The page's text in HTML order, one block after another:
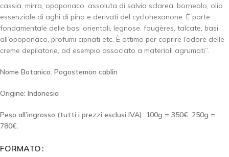
cassia, mirra, opoponaco, assoluta di salvia sclarea, borneolo, olio
essenziale di aghi di pino e derivati del cyclohexanone. È parte
fondamentale delle basi orientali, legnose, fougères, talcate, basi
all’opoponaco, profumi cipriati etc. È ottimo per coprire l’odore delle
creme depilatorie, ad esempio associato a materiali agrumati”.
Nome Botanico: Pogostemon cablin
Origine: Indonesia
Peso all’ingrosso (tutti i prezzi esclusi IVA): 100g = 350€. 250g =
780€.
FORMATO